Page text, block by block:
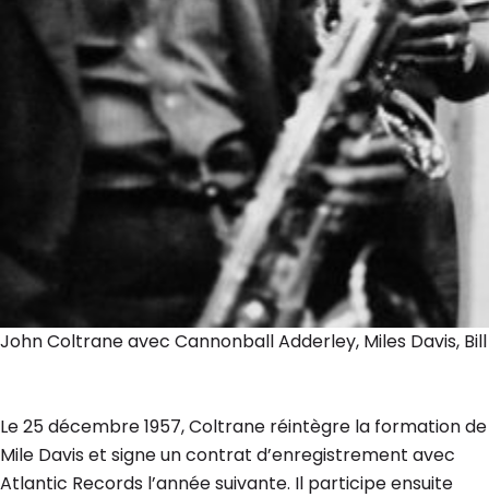
John Coltrane avec Cannonball Adderley, Miles Davis,
Le 25 décembre 1957, Coltrane réintègre la formation de
Mile Davis et signe un contrat d’enregistrement avec
Atlantic Records l’année suivante. Il participe ensuite